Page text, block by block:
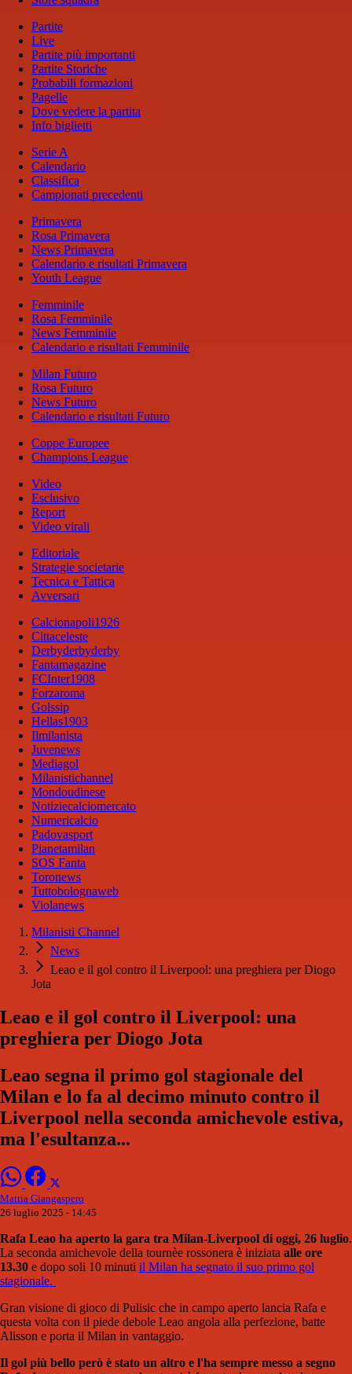
Partite
Live
Partite più importanti
Partite Storiche
Probabili formazioni
Pagelle
Dove vedere la partita
Info biglietti
Serie A
Calendario
Classifica
Campionati precedenti
Primavera
Rosa Primavera
News Primavera
Calendario e risultati Primavera
Youth League
Femminile
Rosa Femminile
News Femminile
Calendario e risultati Femminile
Milan Futuro
Rosa Futuro
News Futuro
Calendario e risultati Futuro
Coppe Europee
Champions League
Video
Esclusivo
Report
Video virali
Editoriale
Strategie societarie
Tecnica e Tattica
Avversari
Calcionapoli1926
Cittaceleste
Derbyderbyderby
Fantamagazine
FCInter1908
Forzaroma
Golssip
Hellas1903
Ilmilanista
Juvenews
Mediagol
Milanistichannel
Mondoudinese
Notiziecalciomercato
Numericalcio
Padovasport
Pianetamilan
SOS Fanta
Toronews
Tuttobolognaweb
Violanews
Milanisti Channel
News
Leao e il gol contro il Liverpool: una preghiera per Diogo
Jota
Leao e il gol contro il Liverpool: una
preghiera per Diogo Jota
Leao segna il primo gol stagionale del
Milan e lo fa al decimo minuto contro il
Liverpool nella seconda amichevole estiva,
ma l'esultanza...
Mattia Giangaspero
26 luglio 2025 - 14:45
Rafa Leao ha aperto la gara tra Milan-Liverpool di oggi, 26 luglio.
La seconda amichevole della tournèe rossonera è iniziata alle ore
13.30 e dopo soli 10 minuti il Milan ha segnato il suo primo gol
stagionale.
Gran visione di gioco di Pulisic che in campo aperto lancia Rafa e
questa volta con il piede debole Leao angola alla perfezione, batte
Alisson e porta il Milan in vantaggio.
Il gol più bello però è stato un altro e l'ha sempre messo a segno